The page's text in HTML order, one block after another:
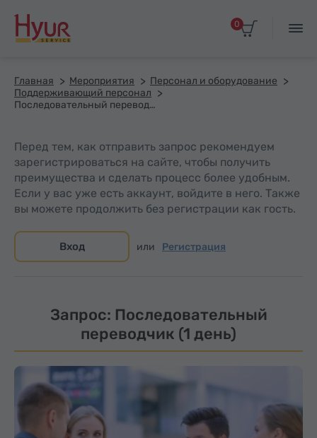
0
Главная Мероприятия
Персонал и оборудование
Поддерживающий персонал
Последовательный переводчик (1 день)
Перед тем, как отправить запрос рекомендуем
зарегистрироваться на сайте, чтобы получить
преимущества и сделать процесс более удобным.
Если у вас уже есть аккаунт, войдите в него. Также
вы можете продолжить без регистрации как гость.
Вход или Регистрация
Запрос: Последовательный
переводчик (1 день)